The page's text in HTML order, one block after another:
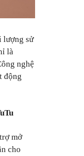
lượng sử
là
nghệ
động
mở
cho